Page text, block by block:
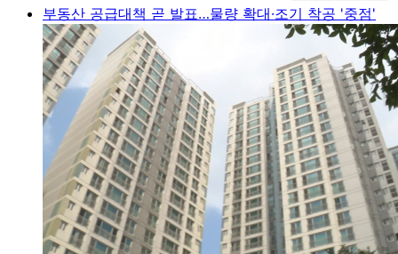
부동산 공급대책 곧 발표…물량 확대·조기 착공 '중점'